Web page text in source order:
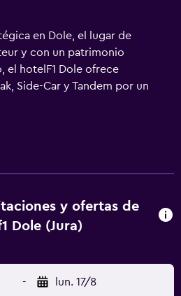
en Dole, el lugar de
y con un patrimonio
el hotelF1 Dole ofrece
Side-Car y Tandem por un
familias, parejas o amigos.
privados o compartidos
y ofertas de
Dole (Jura)
- lun. 17/8